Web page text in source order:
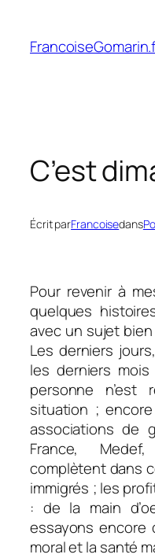
contenu
C’est
Écrit parFrancoisedans
Pour revenir à
quelques
avec un sujet
Les derniers
les derniers
personne n’est
situation ;
associations de
France,
complètent dans
immigrés ; les
: de la main
essayons encore
moral et la santé